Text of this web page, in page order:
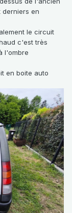
derniers en
le circuit
c'est très
l'ombre
en boite auto